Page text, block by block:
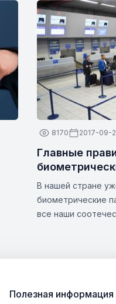
8170 2017-09-
Главные
В нашей стране
биометрические
все наши
документа.
Полезная информация